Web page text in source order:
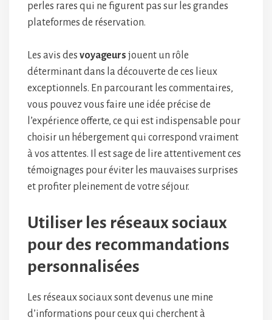
perles rares qui ne figurent pas sur les grandes
plateformes de réservation.
Les avis des voyageurs jouent un rôle
déterminant dans la découverte de ces lieux
exceptionnels. En parcourant les commentaires,
vous pouvez vous faire une idée précise de
l’expérience offerte, ce qui est indispensable pour
choisir un hébergement qui correspond vraiment
à vos attentes. Il est sage de lire attentivement ces
témoignages pour éviter les mauvaises surprises
et profiter pleinement de votre séjour.
Utiliser les réseaux sociaux
pour des recommandations
personnalisées
Les réseaux sociaux sont devenus une mine
d’informations pour ceux qui cherchent à